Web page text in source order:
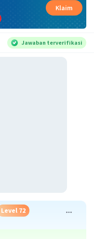
Klaim
Jawaban terverifikasi
Level 72